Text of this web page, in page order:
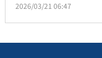
門的並不是消防隊，而
加的鐵門主要是為了防
認可的防火門。
2026/03/21 06:47